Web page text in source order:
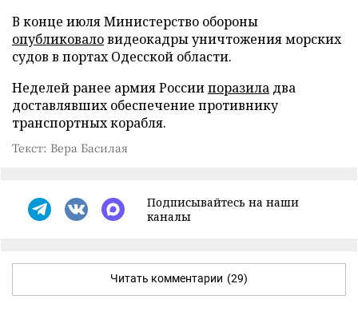
В конце июля Министерство обороны
опубликоваловидеокадры уничтожения морских
судов в портах Одесской области.
Неделей ранее армия Россиипоразила два
доставлявших обеспечение противнику
транспортных корабля.
Текст: Вера Басилая
Подписывайтесь на наши
каналы
Читать комментарии (29)